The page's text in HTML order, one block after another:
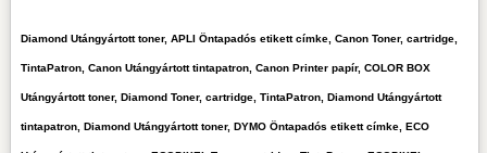
Diamond Utángyártott toner, APLI Öntapadós etikett címke, Canon Toner, cartridge,
TintaPatron, Canon Utángyártott tintapatron, Canon Printer papír, COLOR BOX
Utángyártott toner, Diamond Toner, cartridge, TintaPatron, Diamond Utángyártott
tintapatron, Diamond Utángyártott toner, DYMO Öntapadós etikett címke, ECO